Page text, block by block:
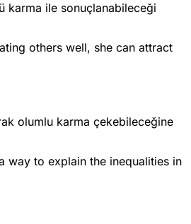
karma ile sonuçlanabileceği
others well, she can attract
olumlu karma çekebileceğine
way to explain the inequalities in